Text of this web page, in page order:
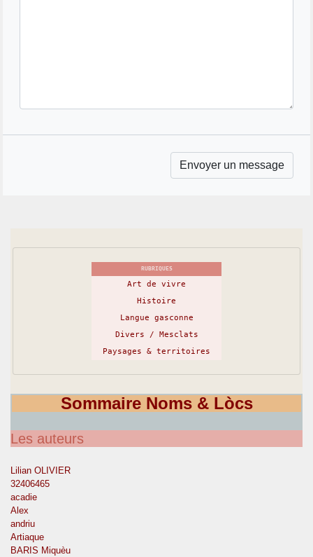
RUBRIQUES
Art de vivre
Histoire
Langue gasconne
Divers / Mesclats
Paysages & territoires
Sommaire Noms & Lòcs
Les auteurs
Lilian OLIVIER
32406465
acadie
Alex
andriu
Artiaque
BARIS Miquèu